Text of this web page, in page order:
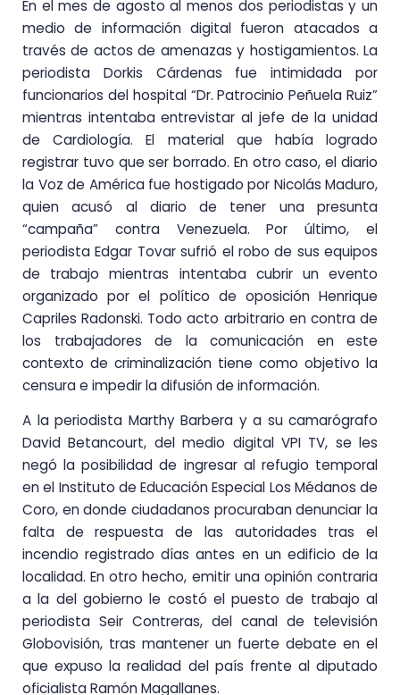
En el mes de agosto al menos dos periodistas y un
medio de información digital fueron atacados a
través de actos de amenazas y hostigamientos. La
periodista Dorkis Cárdenas fue intimidada por
funcionarios del hospital “Dr. Patrocinio Peñuela Ruiz”
mientras intentaba entrevistar al jefe de la unidad
de Cardiología. El material que había logrado
registrar tuvo que ser borrado. En otro caso, el diario
la Voz de América fue hostigado por Nicolás Maduro,
quien acusó al diario de tener una presunta
“campaña” contra Venezuela. Por último, el
periodista Edgar Tovar sufrió el robo de sus equipos
de trabajo mientras intentaba cubrir un evento
organizado por el político de oposición Henrique
Capriles Radonski. Todo acto arbitrario en contra de
los trabajadores de la comunicación en este
contexto de criminalización tiene como objetivo la
censura e impedir la difusión de información.
A la periodista Marthy Barbera y a su camarógrafo
David Betancourt, del medio digital VPI TV, se les
negó la posibilidad de ingresar al refugio temporal
en el Instituto de Educación Especial Los Médanos de
Coro, en donde ciudadanos procuraban denunciar la
falta de respuesta de las autoridades tras el
incendio registrado días antes en un edificio de la
localidad. En otro hecho, emitir una opinión contraria
a la del gobierno le costó el puesto de trabajo al
periodista Seir Contreras, del canal de televisión
Globovisión, tras mantener un fuerte debate en el
que expuso la realidad del país frente al diputado
oficialista Ramón Magallanes.